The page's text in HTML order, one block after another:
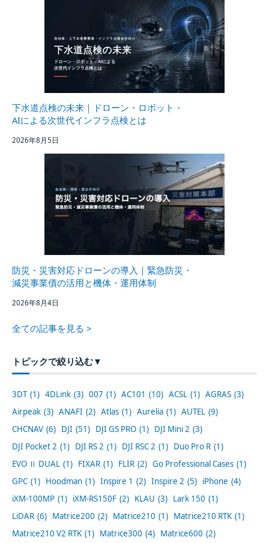
下水道点検の未来｜ドローン・ロボット・
AIによる次世代インフラ点検とは
2026年8月5日
防災・災害対応ドローンの導入｜緊急防災・
減災事業債の活用と機体・運用体制
2026年8月4日
全ての記事を見る >
トピックで絞り込む▼
3DT (1) 4DLink (3) 007 (1) AC101 (10) ACSL (1) AGRAS (3)
Airpeak (3) ANAFI (2) Atlas (1) Aurelia (1) AUTEL (9)
CHCNAV (6) DJI (51) DJI GS PRO (1) DJI Mini 2 (3)
DJI Pocket 2 (1) DJI RS 2 (1) DJI RSC 2 (1) Duo Pro R (1)
EVO Ⅱ DUAL (1) FIXAR (1) FLIR (2) Go Professional Cases (1)
GPC (1) Hoodman (1) Inspire 1 (2) Inspire 2 (5) iPhone (4)
iXM-100MP (1) iXM-RS150F (2) KLAU (3) Lark 150 (1)
LiDAR (6) Matrice200 (2) Matrice210 (1) Matrice210 RTK (1)
Matrice210 V2 RTK (1) Matrice300 (4) Matrice600 (2)